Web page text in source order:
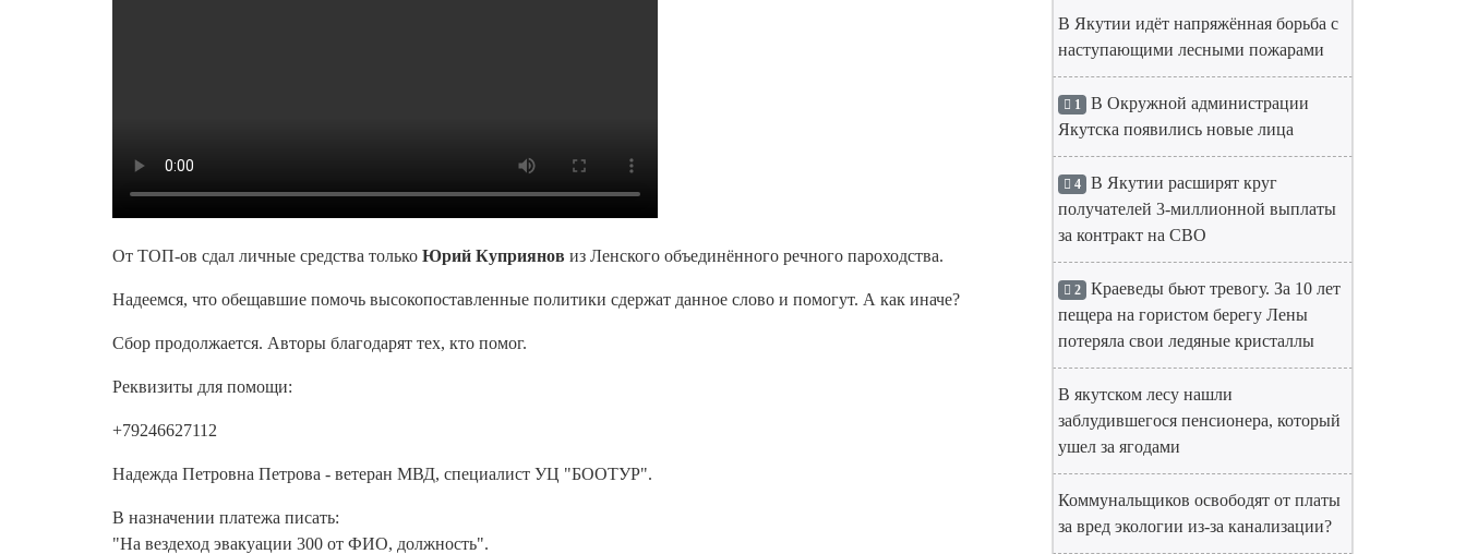
От ТОП-ов сдал личные средства только Юрий Куприянов из Ленского объединённого речного пароходства.
Надеемся, что обещавшие помочь высокопоставленные политики сдержат данное слово и помогут. А как иначе?
Сбор продолжается. Авторы благодарят тех, кто помог.
Реквизиты для помощи:
+79246627112
Надежда Петровна Петрова - ветеран МВД, специалист УЦ "БООТУР".
В назначении платежа писать:
"На вездеход эвакуации 300 от ФИО, должность".
В Якутии идёт напряжённая борьба с
наступающими лесными пожарами
1 В Окружной администрации
Якутска появились новые лица
4 В Якутии расширят круг
получателей 3-миллионной выплаты
за контракт на СВО
2 Краеведы бьют тревогу. За 10 лет
пещера на гористом берегу Лены
потеряла свои ледяные кристаллы
В якутском лесу нашли
заблудившегося пенсионера, который
ушел за ягодами
Коммунальщиков освободят от платы
за вред экологии из-за канализации?